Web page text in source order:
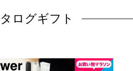
ログギフト